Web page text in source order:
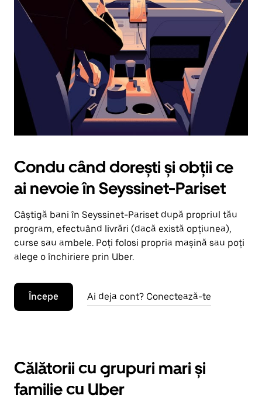
în
jos.
Închide
calendarul
apăsând
pe
butonul
Escape.
Condu când dorești și obții ce
ai nevoie în Seyssinet-Pariset
Câștigă bani în Seyssinet-Pariset după propriul tău
program, efectuând livrări (dacă există opțiunea),
curse sau ambele. Poți folosi propria mașină sau poți
alege o închiriere prin Uber.
Începe Ai deja cont? Conectează-te
Călătorii cu grupuri mari și
familie cu Uber